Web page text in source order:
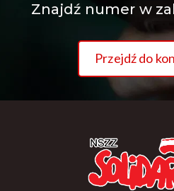
Znajdź numer w
Przejdź do